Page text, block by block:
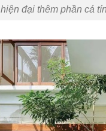
hiện đại thêm phần cá